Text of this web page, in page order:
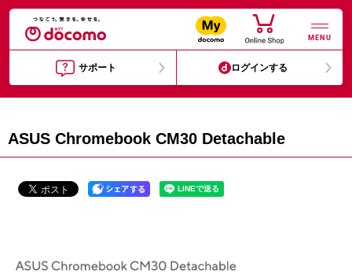
MENU
サポート ログインする
ASUS Chromebook CM30 Detachable